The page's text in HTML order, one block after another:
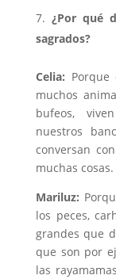
¿Por qué
sagrados?
Celia:
muchos
bufeos,
nuestros
conversan
muchas cosas.
Mariluz:
los peces,
grandes que
que son por
las